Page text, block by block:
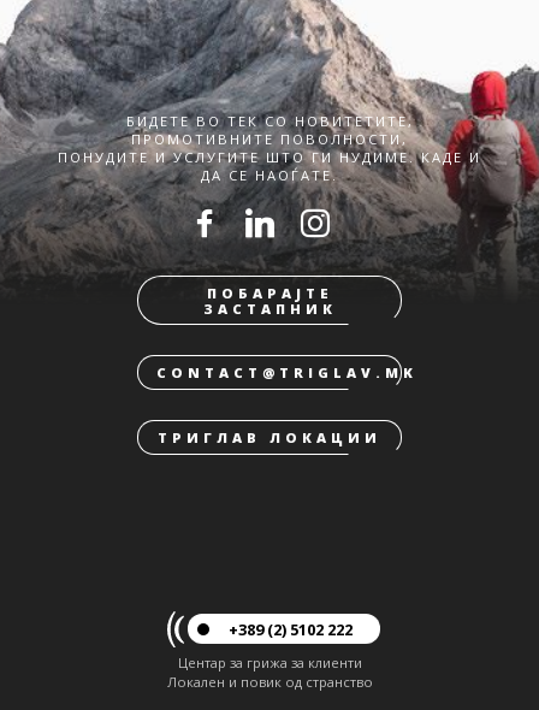
БИДЕТЕ ВО ТЕК СО НОВИТЕТИТЕ,
ПРОМОТИВНИТЕ ПОВОЛНОСТИ,
ПОНУДИТЕ И УСЛУГИТЕ ШТО ГИ НУДИМЕ. КАДЕ И
ДА СЕ НАОЃАТЕ.
ПОБАРАЈТЕ
ЗАСТАПНИК
CONTACT@TRIGLAV.MK
ТРИГЛАВ ЛОКАЦИИ
+389 (2) 5102 222
Центар за грижа за клиенти
Локален и повик од странство